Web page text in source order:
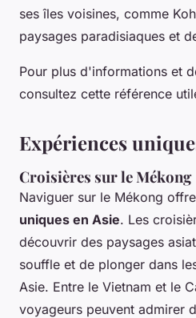
ses îles voisines, comme
paysages paradisiaques et
Pour plus d'informations et
consultez cette référence
Expériences
Croisières sur le Mékong
Naviguer sur le Mékong
uniques en Asie. Les
découvrir des paysages
souffle et de plonger dans
Asie. Entre le Vietnam et le
voyageurs peuvent admirer